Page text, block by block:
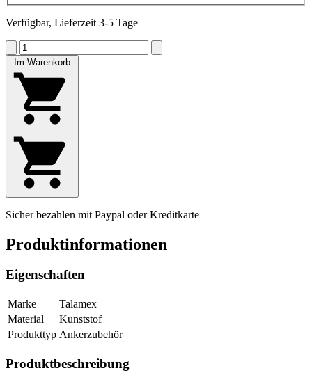
Verfügbar, Lieferzeit 3-5 Tage
Im Warenkorb
Sicher bezahlen mit Paypal oder Kreditkarte
Produktinformationen
Eigenschaften
Marke
Talamex
Material
Kunststof
Produkttyp Ankerzubehör
Produktbeschreibung